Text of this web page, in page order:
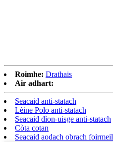
Roimhe: Drathais
Air adhart:
Seacaid anti-statach
Lèine Polo anti-statach
Seacaid dìon-uisge anti-statach
Còta cotan
Seacaid aodach obrach foirmeil